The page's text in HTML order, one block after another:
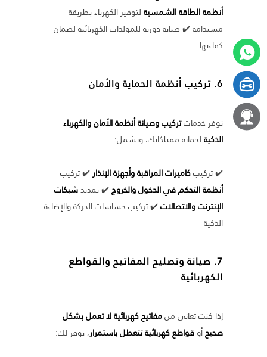
أنظمة الطاقة الشمسيةلتوفير الكهرباء بطريقة
مستدامة ✔️ صيانة دورية للمولدات الكهربائية لضمان
كفاءتها
6. تركيب أنظمة الحماية والأمان
نوفر خدماتتركيب وصيانة أنظمة الأمان والكهرباء
الذكيةلحماية ممتلكاتك، وتشمل:
✔️ تركيبكاميرات المراقبة وأجهزة الإنذار✔️ تركيب
أنظمة التحكم في الدخول والخروج✔️ تمديدشبكات
الإنترنت والاتصالات✔️ تركيب حساسات الحركة والإضاءة
الذكية
7. صيانة وتصليح المفاتيح والقواطع
الكهربائية
إذا كنت تعاني منمفاتيح كهربائية لا تعمل بشكل
صحيحأوقواطع كهربائية تتعطل باستمرار، نوفر لك: